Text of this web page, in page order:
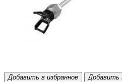
Добавить в избранное Добавить